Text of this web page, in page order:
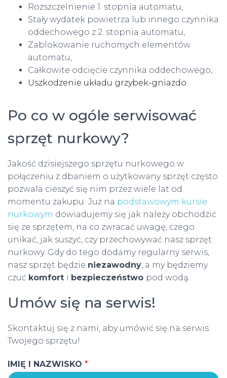
Rozszczelnienie 1. stopnia automatu,
Stały wydatek powietrza lub innego czynnika
oddechowego z 2. stopnia automatu,
Zablokowanie ruchomych elementów
automatu,
Całkowite odcięcie czynnika oddechowego,
Uszkodzenie układu grzybek-gniazdo.
Po co w ogóle serwisować
sprzęt nurkowy?
Jakość dzisiejszego sprzętu nurkowego w
połączeniu z dbaniem o użytkowany sprzęt często
pozwala cieszyć się nim przez wiele lat od
momentu zakupu. Już na podstawowym kursie
nurkowym dowiadujemy się jak należy obchodzić
się ze sprzętem, na co zwracać uwagę, czego
unikać, jak suszyć, czy przechowywać nasz sprzęt
nurkowy. Gdy do tego dodamy regularny serwis,
nasz sprzęt będzie niezawodny, a my będziemy
czuć komfort i bezpieczeństwo pod wodą.
Umów się na serwis!
Skontaktuj się z nami, aby umówić się na serwis
Twojego sprzętu!
IMIĘ I NAZWISKO *